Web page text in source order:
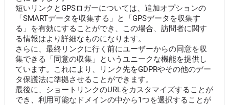
短いリンクとGPSロガーについては、追加オプションの
「SMARTデータを収集する」と「GPSデータを収集す
る」を有効にすることができ、この場合、訪問者に関す
る情報はより詳細なものになります。
さらに、最終リンクに行く前にユーザーからの同意を収
集できる「同意の収集」というユニークな機能を提供し
ています。これにより、リンク先をGDPRやその他のデー
タ保護法に準拠させることができます。
最後に、ショートリンクのURLをカスタマイズすることが
でき、利用可能なドメインの中から1つを選択することが